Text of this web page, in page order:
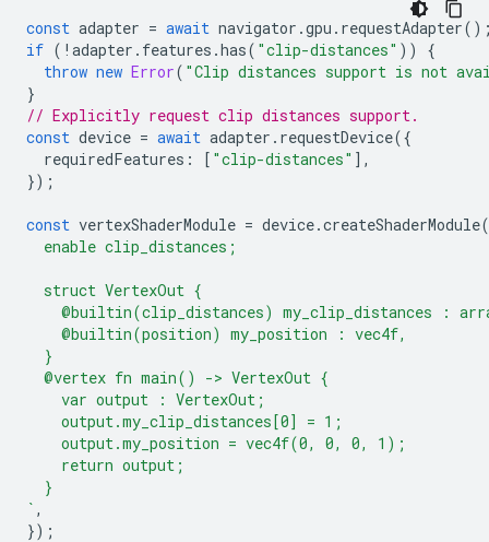
const adapter = await navigator .gpu . requestAdapter
if ( ! adapter . features .has( "clip-distances" ))
{
throw new Error( "Clip distances support is not
}
// Explicitly request clip distances support.
const device = await adapter . requestDevice({
requiredFeatures : [ "clip-distances" ],
});
const vertexShaderModule = device.createShaderModule
  enable clip_distances;
  struct VertexOut {
@builtin(clip_distances) my_clip_distances :
    @builtin(position) my_position : vec4f,
  }
  @vertex fn main() -> VertexOut {
    var output : VertexOut;
    output.my_clip_distances[0] = 1;
    output.my_position = vec4f(0, 0, 0, 1);
    return output;
  }
` ,
});